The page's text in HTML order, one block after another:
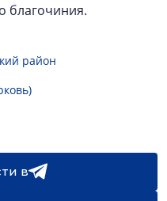
благочиния.
район
в